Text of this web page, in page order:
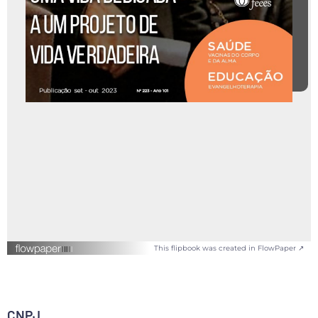
This flipbook was created in FlowPaper ↗